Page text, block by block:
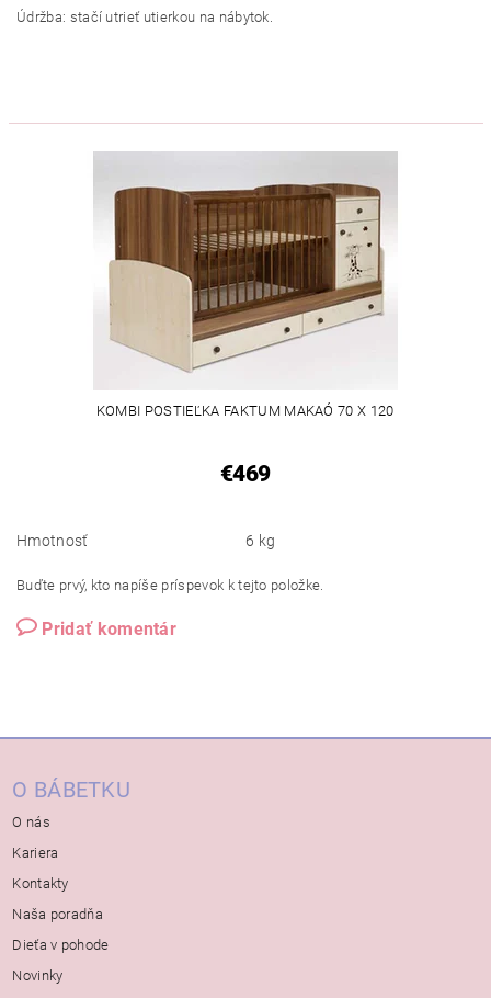
Údržba: stačí utrieť utierkou na nábytok.
KOMBI POSTIEĽKA FAKTUM MAKAÓ 70 X 120
€469
Hmotnosť 6 kg
Buďte prvý, kto napíše príspevok k tejto položke.
Pridať komentár
O BÁBETKU
O nás
Kariera
Kontakty
Naša poradňa
Dieťa v pohode
Novinky